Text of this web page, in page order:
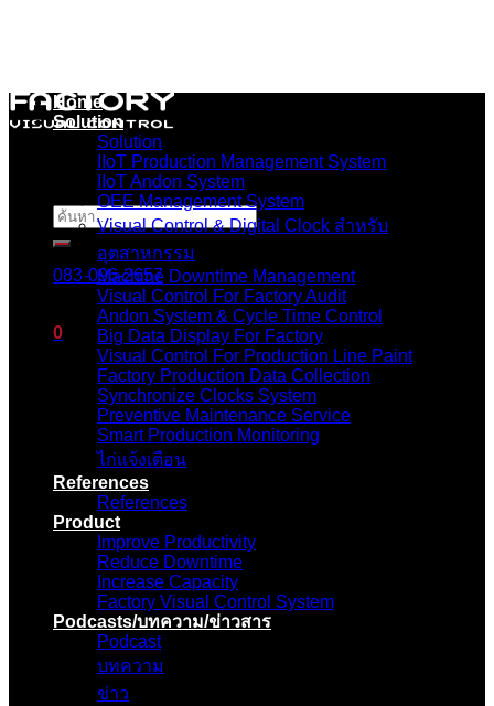
ค้นหา:
083-096-2657
0
ตะกร้าสินค้า
ไม่มีสินค้าในตะกร้า
Home
Solution
Solution
IIoT Production Management System
IIoT Andon System
OEE Management System
Visual Control & Digital Clock สำหรับ
อุตสาหกรรม
Machine Downtime Management
Visual Control For Factory Audit
Andon System & Cycle Time Control
Big Data Display For Factory
Visual Control For Production Line Paint
Factory Production Data Collection
Synchronize Clocks System
Preventive Maintenance Service
Smart Production Monitoring
ไก่แจ้งเตือน
References
References
Product
Improve Productivity
Reduce Downtime
Increase Capacity
Factory Visual Control System
Podcasts/บทความ/ข่าวสาร
Podcast
บทความ
ข่าว